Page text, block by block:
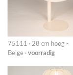
75111 · 28 cm hoog -
Beige · voorradig